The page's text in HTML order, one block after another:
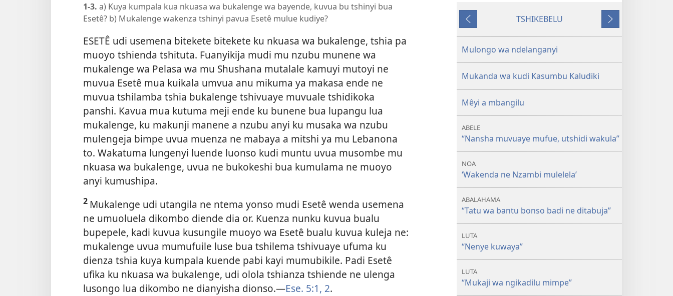
1-3. a) Kuya kumpala kua nkuasa wa bukalenge wa bayende, kuvua bu tshinyi bua
Esetê? b) Mukalenge wakenza tshinyi pavua Esetê mulue kudiye?
ESETÊ udi usemena bitekete bitekete ku nkuasa wa bukalenge, tshia pa
muoyo tshienda tshituta. Fuanyikija mudi mu nzubu munene wa
mukalenge wa Pelasa wa mu Shushana mutalale kamuyi mutoyi ne
muvua Esetê mua kuikala umvua anu mikuma ya makasa ende ne
muvua tshilamba tshia bukalenge tshivuaye muvuale tshidikoka
panshi. Kavua mua kutuma meji ende ku bunene bua lupangu lua
mukalenge, ku makunji manene a nzubu anyi ku musaka wa nzubu
mulengeja bimpe uvua muenza ne mabaya a mitshi ya mu Lebanona
to. Wakatuma lungenyi luende luonso kudi muntu uvua musombe mu
nkuasa wa bukalenge, uvua ne bukokeshi bua kumulama ne muoyo
anyi kumushipa.
2 Mukalenge udi utangila ne ntema yonso mudi Esetê wenda usemena
ne umuoluela dikombo diende dia or. Kuenza nunku kuvua bualu
bupepele, kadi kuvua kusungile muoyo wa Esetê bualu kuvua kuleja ne:
mukalenge uvua mumufuile luse bua tshilema tshivuaye ufuma ku
dienza tshia kuya kumpala kuende pabi kayi mumubikile. Padi Esetê
ufika ku nkuasa wa bukalenge, udi olola tshianza tshiende ne ulenga
lusongo lua dikombo ne dianyisha dionso.—Ese. 5:1, 2.
ditabuja
Tshidi
tshishale
TSHIKEBELU
Tshidi
tshilonda
Mulongo wa ndelanganyi
Mukanda wa kudi Kasumbu Kaludiki
Mêyi a mbangilu
ABELE
“Nansha muvuaye mufue, utshidi wakula”
NOA
‘Wakenda ne Nzambi mulelela’
ABALAHAMA
“Tatu wa bantu bonso badi ne ditabuja”
LUTA
“Nenye kuwaya”
LUTA
“Mukaji wa ngikadilu mimpe”